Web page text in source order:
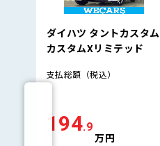
ダイハツ タントカスタム
カスタムXリミテッド
支払総額 （税込）
194.9
万円